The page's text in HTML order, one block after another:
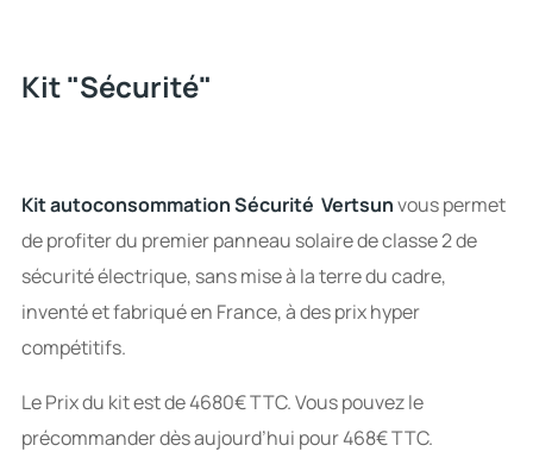
Kit "Sécurité"
Kit autoconsommation Sécurité Vertsunvous permet
de profiter du premier panneau solaire de classe 2 de
sécurité électrique, sans mise à la terre du cadre,
inventé et fabriqué en France, à des prix hyper
compétitifs.
Le Prix du kit est de 4680€ TTC. Vous pouvez le
précommander dès aujourd’hui pour 468€ TTC.